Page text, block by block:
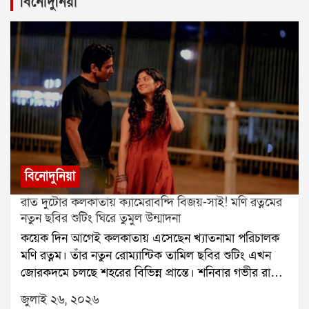
বিনোদুনিয়া
রাত দুটোর কলকাতায় ক্যামেরাবন্দি বিজয়-সাই! মণি রত্নমের
নতুন ছবির শুটিং ঘিরে তুমুল উন্মাদনা
কয়েক দিন আগেই কলকাতায় এসেছেন খ্যাতনামা পরিচালক
মণি রত্নম। তাঁর নতুন রোম্যান্টিক তামিল ছবির শুটিং এখন
জোরকদমে চলছে শহরের বিভিন্ন প্রান্তে। শনিবার গভীর রাতে
হাওড়া ব্রিজে ছবির একটি গুরুত্বপূর্ণ দৃশ্যের শুটিং করেন বিজয়
জুলাই ২৬, ২০২৬